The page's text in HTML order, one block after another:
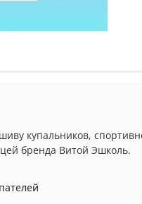
купальников,
бренда Витой Эшколь.